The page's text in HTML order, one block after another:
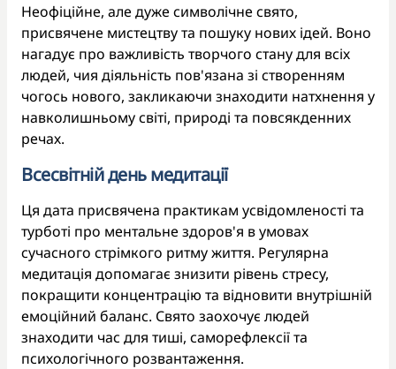
Неофіційне, але дуже символічне свято,
присвячене мистецтву та пошуку нових ідей. Воно
нагадує про важливість творчого стану для всіх
людей, чия діяльність пов'язана зі створенням
чогось нового, закликаючи знаходити натхнення у
навколишньому світі, природі та повсякденних
речах.
Всесвітній день медитації
Ця дата присвячена практикам усвідомленості та
турботі про ментальне здоров'я в умовах
сучасного стрімкого ритму життя. Регулярна
медитація допомагає знизити рівень стресу,
покращити концентрацію та відновити внутрішній
емоційний баланс. Свято заохочує людей
знаходити час для тиші, саморефлексії та
психологічного розвантаження.